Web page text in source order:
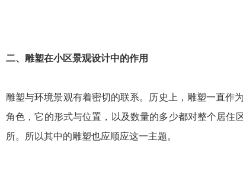
二、 雕塑在小区景观设计中的作用
雕塑与环境景观有着密切的联系。历史上，雕塑一直作
角色，它的形式与位置，以及数量的多少都对整个居住
所。所以其中的雕塑也应顺应这一主题。